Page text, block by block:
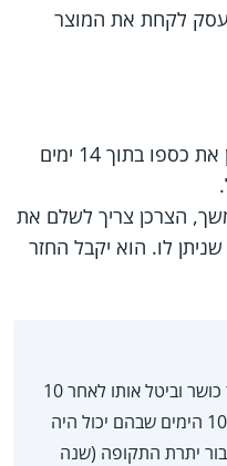
לקחת את המוצר
בעל העסק צריך להחזיר לצרכן את כספו בתוך 14 ימים
הצרכן צריך לשלם את
לו. הוא יקבל החזר
אם צרכן רכש מנוי שנתי לחדר כושר וביטל אותו לאחר 10
ימים: הוא יחויב בתשלום עבור 10 הימים שבהם יכול היה
יתרת התקופה (שנה